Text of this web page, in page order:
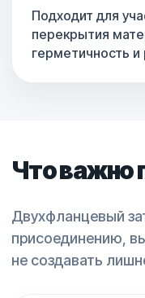
Подходит для
перекрытия
герметичность и
Что важно
Двухфланцевый
присоединению,
не создавать